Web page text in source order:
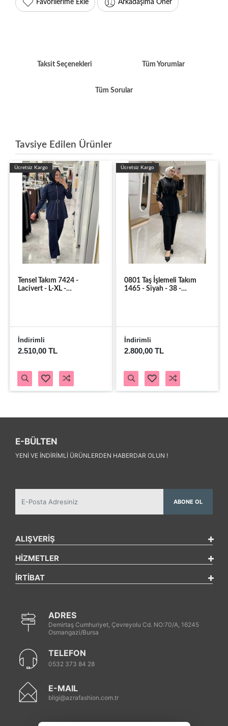
Favorilerime Ekle Arkadaşıma Öner
Taksit Seçenekleri Tüm Yorumlar
Tüm Sorular
Tavsiye Edilen Ürünler
Ücretsiz Kargo
Tensel Takım 7424 -
Lacivert - L-XL -
İndirimli
2.510,00 TL
Ücretsiz Kargo
0801 Taş İşlemeli Takım
1465 - Siyah - 38 -
İndirimli
2.800,00 TL
E-BÜLTEN
YENI VE INDIRIMLI ÜRÜNLERDEN HABERDAR OLUN !
ABONE OL
ALIŞVERİŞ
HİZMETLER
İRTİBAT
ADRES
Demirtaş Cumhuriyet, Çevreyolu Cd. NO:70/A, 16245
Osmangazi/Bursa
TELEFON
0532 373 84 28
E-MAIL
bilgi@azrafashion.com.tr